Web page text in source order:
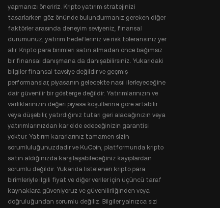
yapmanızı öneririz. Kripto yatırım stratejinizi
tasarlarken göz önünde bulundurmanız gereken diğer
faktörler arasında deneyim seviyeniz, finansal
durumunuz, yatırım hedefleriniz ve risk toleransınız yer
alır. Kripto para birimleri satın almadan önce bağımsız
bir finansal danışmana da danışabilirsiniz. Yukarıdaki
bilgiler finansal tavsiye değildir ve geçmiş
performanslar, piyasanın gelecekte nasıl ilerleyeceğine
dair güvenilir bir gösterge değildir. Yatırımlarınızın ve
varlıklarınızın değeri piyasa koşullarına göre artabilir
veya düşebilir, yatırdığınız tutarı geri alacağınızın veya
yatırımlarınızdan kar elde edeceğinizin garantisi
yoktur. Yatırım kararlarınız tamamen sizin
sorumluluğunuzdadır ve KuCoin, platformunda kripto
satın aldığınızda karşılaşabileceğiniz kayıplardan
sorumlu değildir. Yukarıda listelenen kripto para
birimleriyle ilgili fiyat ve diğer veriler için üçüncü taraf
kaynaklara güveniyoruz ve güvenilirliğinden veya
doğruluğundan sorumlu değiliz. Bilgiler yalnızca sizi